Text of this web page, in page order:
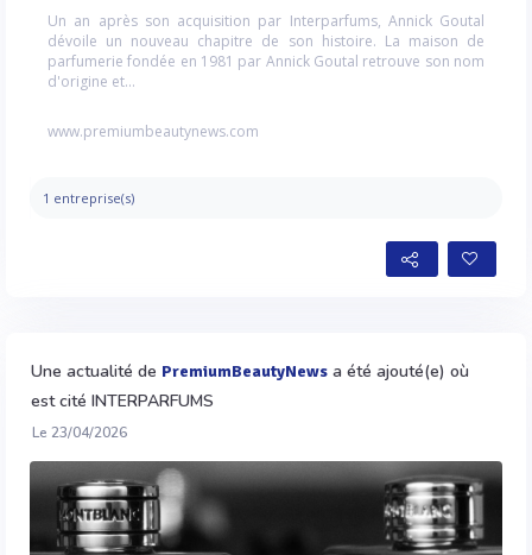
Un an après son acquisition par Interparfums, Annick Goutal
dévoile un nouveau chapitre de son histoire. La maison de
parfumerie fondée en 1981 par Annick Goutal retrouve son nom
d'origine et...
www.premiumbeautynews.com
1 entreprise(s)
Une actualité de PremiumBeautyNews a été ajouté(e) où
est cité INTERPARFUMS
Le 23/04/2026